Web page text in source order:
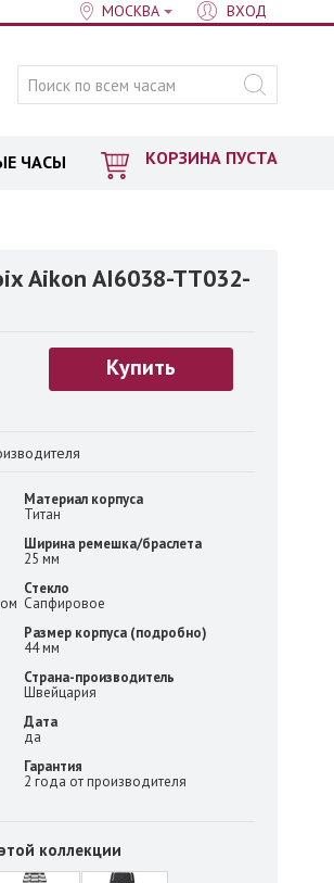
МОСКВА ВХОД
КОРЗИНА ПУСТА
ЧАСЫ
Aikon AI6038-TT032-
Купить
Материал корпуса
Титан
Ширина ремешка/браслета
25 мм
Стекло
Сапфировое
Размер корпуса (подробно)
44 мм
Страна-производитель
Швейцария
Дата
да
Гарантия
2 года от производителя
коллекции